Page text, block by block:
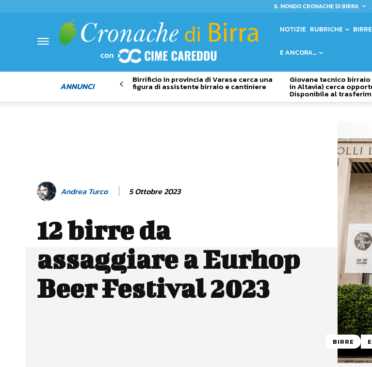
IL MONDO CRONACHE DI BIRRA
NOTIZIE RUBRICHE
E ANCORA…
ANNUNCI
Birrificio in provincia di Varese cerca una
figura di assistente birraio e cantiniere
Giovane tecnico
in Altavia) cerca
Disponibile al
Andrea Turco 5 Ottobre 2023
12 birre da
assaggiare a Eurhop
Beer Festival 2023
BIRRE